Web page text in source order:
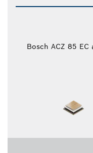
تدوم حتى 1.5 مرة أطول من شفرة Bosch ACZ 85 EC